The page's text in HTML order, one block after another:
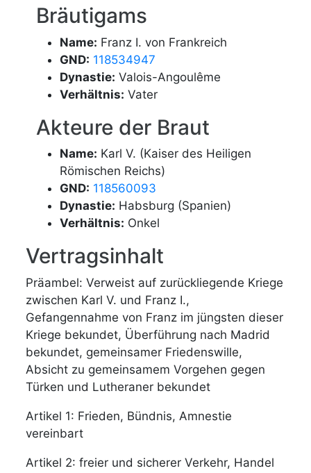
Bräutigams
Name: Franz I. von Frankreich
GND: 118534947
Dynastie: Valois-Angoulême
Verhältnis: Vater
Akteure der Braut
Name: Karl V. (Kaiser des Heiligen
Römischen Reichs)
GND: 118560093
Dynastie: Habsburg (Spanien)
Verhältnis: Onkel
Vertragsinhalt
Präambel: Verweist auf zurückliegende Kriege
zwischen Karl V. und Franz I.,
Gefangennahme von Franz im jüngsten dieser
Kriege bekundet, Überführung nach Madrid
bekundet, gemeinsamer Friedenswille,
Absicht zu gemeinsamem Vorgehen gegen
Türken und Lutheraner bekundet
Artikel 1: Frieden, Bündnis, Amnestie
vereinbart
Artikel 2: freier und sicherer Verkehr, Handel